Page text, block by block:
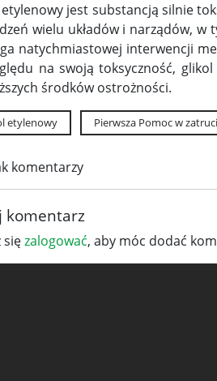
jest substancją silnie
wielu układów i narządów,
natychmiastowej interwencji
na swoją toksyczność,
środków ostrożności.
etylenowy Pierwsza Pomoc w
komentarzy
komentarz
sięzalogować, aby móc dodać